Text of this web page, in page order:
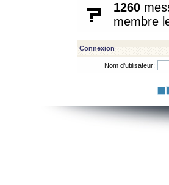
1260
membre
Connexion
Nom d’utilisateur: